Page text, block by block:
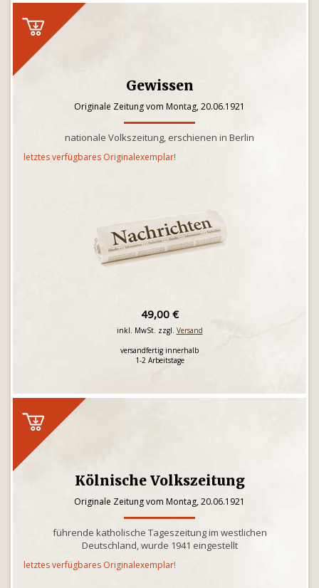
Gewissen
Originale Zeitung vom Montag, 20.06.1921
nationale Volkszeitung, erschienen in Berlin
letztes verfügbares Originalexemplar!
49,00 €
inkl. MwSt. zzgl. Versand
versandfertig innerhalb
1-2 Arbeitstage
Kölnische Volkszeitung
Originale Zeitung vom Montag, 20.06.1921
führende katholische Tageszeitung im westlichen
Deutschland, wurde 1941 eingestellt
letztes verfügbares Originalexemplar!